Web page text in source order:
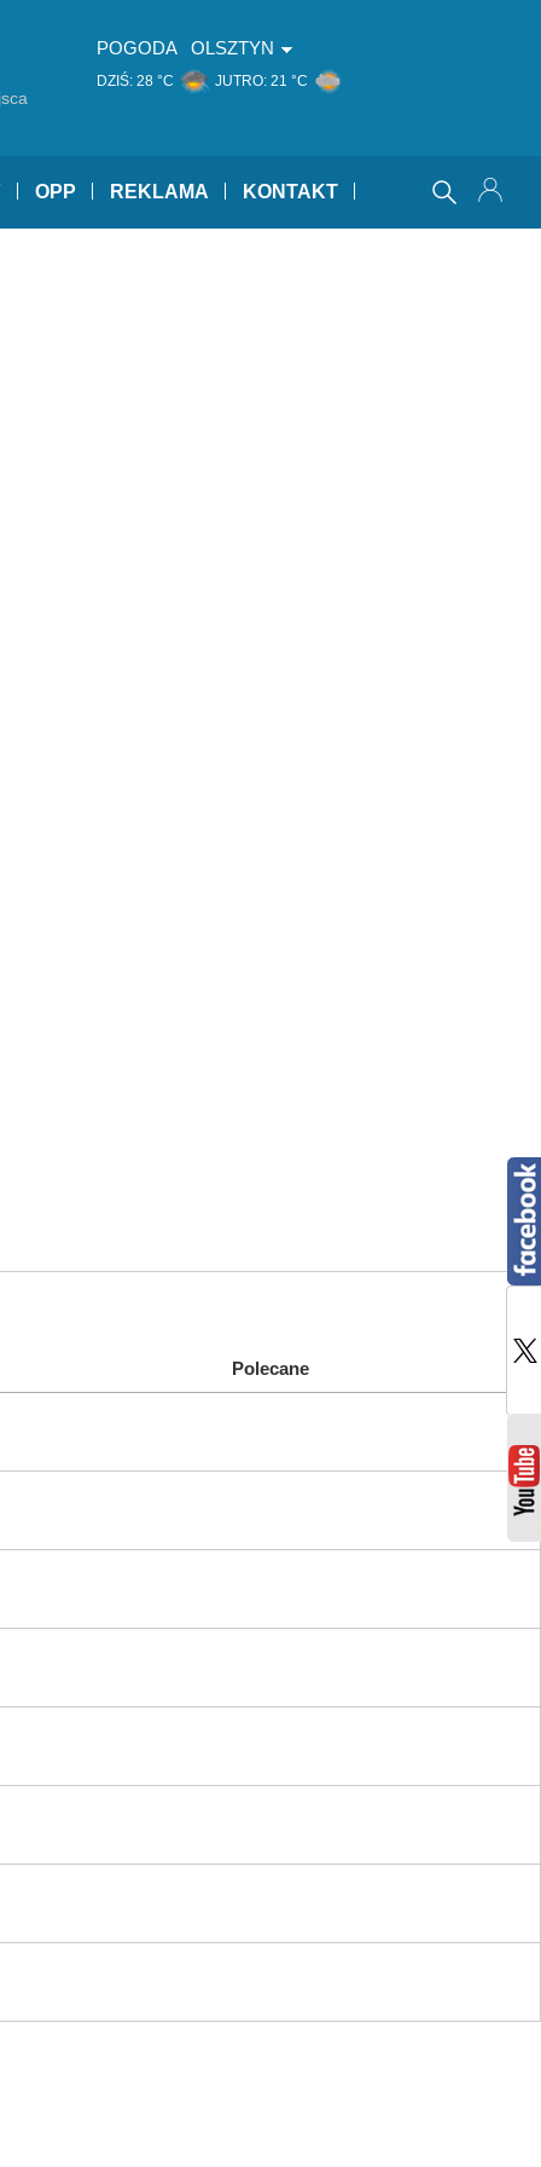
POGODA OLSZTYN
DZIŚ: 28 °C JUTRO: 21 °C
OPP REKLAMA KONTAKT
Polecane